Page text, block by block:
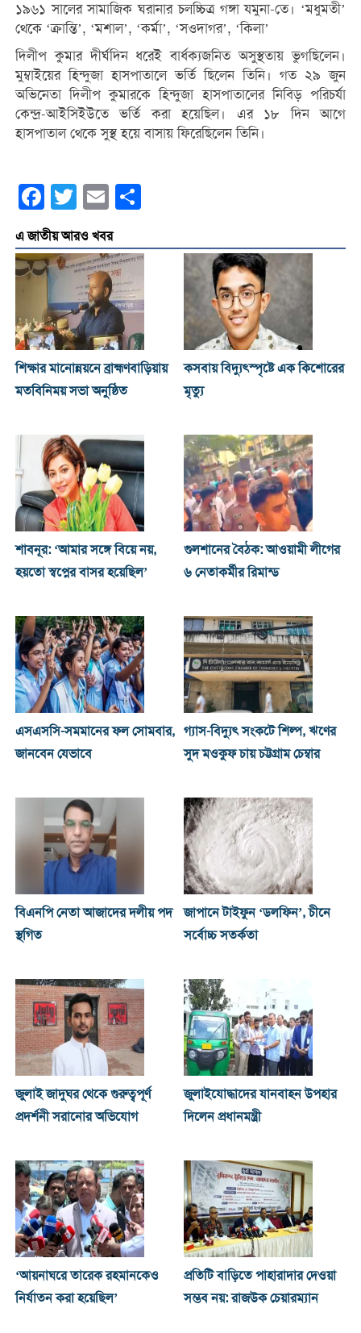
১৯৬১ সালের সামাজিক ঘরানার চলচ্চিত্র গঙ্গা যমুনা-তে। ‘মধুমতী’
থেকে ‘ক্রান্তি’, ‘মশাল’, ‘কর্মা’, ‘সওদাগর’, ‘কিলা’
দিলীপ কুমার দীর্ঘদিন ধরেই বার্ধক্যজনিত অসুস্থতায় ভুগছিলেন।
মুম্বাইয়ের হিন্দুজা হাসপাতালে ভর্তি ছিলেন তিনি। গত ২৯ জুন
অভিনেতা দিলীপ কুমারকে হিন্দুজা হাসপাতালের নিবিড় পরিচর্যা
কেন্দ্র-আইসিইউতে ভর্তি করা হয়েছিল। এর ১৮ দিন আগে
হাসপাতাল থেকে সুস্থ হয়ে বাসায় ফিরেছিলেন তিনি।
Facebook
Twitter Email
এ জাতীয় আরও খবর
শিক্ষার মানোন্নয়নে ব্রাহ্মণবাড়িয়ায়
মতবিনিময় সভা অনুষ্ঠিত
কসবায় বিদ্যুৎস্পৃষ্টে এক কিশোরের
মৃত্যু
শাবনূর: ‘আমার সঙ্গে বিয়ে নয়,
হয়তো স্বপ্নের বাসর হয়েছিল’
গুলশানের বৈঠক: আওয়ামী লীগের
৬ নেতাকর্মীর রিমান্ড
এসএসসি-সমমানের ফল সোমবার,
জানবেন যেভাবে
গ্যাস-বিদ্যুৎ সংকটে শিল্প, ঋণের
সুদ মওকুফ চায় চট্টগ্রাম চেম্বার
বিএনপি নেতা আজাদের দলীয় পদ
স্থগিত
জাপানে টাইফুন ‘ডলফিন’, চীনে
সর্বোচ্চ সতর্কতা
জুলাই জাদুঘর থেকে গুরুত্বপূর্ণ
প্রদর্শনী সরানোর অভিযোগ
জুলাইযোদ্ধাদের যানবাহন উপহার
দিলেন প্রধানমন্ত্রী
‘আয়নাঘরে তারেক রহমানকেও
নির্যাতন করা হয়েছিল’
প্রতিটি বাড়িতে পাহারাদার দেওয়া
সম্ভব নয়: রাজউক চেয়ারম্যান